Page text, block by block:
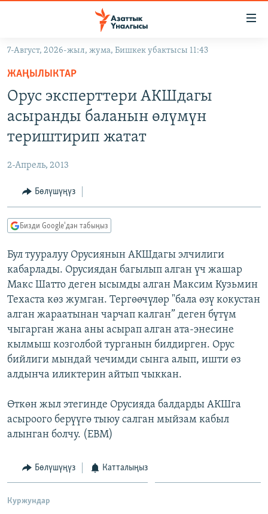
Навигацияга
өтүңүз
Издөөгө
салыңызКЫРГЫЗСТАН
МАДАНИЯТ
ДҮЙНӨ
УКРАИНА
ТВ ПРОГРАММАЛАР
БҮГҮН АЗАТТЫКТА
ДАНИСТЕ
ЭЖЕ-СИҢДИЛЕР
АЗАТТЫК+
ЫҢГАЙСЫЗ СУРООЛОР
ПОДКАСТ
ОНЛАЙН ШЕРИНЕ
ЭЕ/АРнун бардык сайттары
7-Август, 2026-жыл, жума, Бишкек убактысы 11:43
ЖАҢЫЛЫКТАР
Орус эксперттери АКШдагы
асыранды баланын өлүмүн
териштирип жатат
2-Апрель, 2013
Бөлүшүңүз
Бизди Google'дан табыңыз
Бул тууралуу Орусиянын АКШдагы элчилиги
кабарлады. Орусиядан багылып алган үч жашар
Макс Шатто деген ысымды алган Максим Кузьмин
Техаста көз жумган. Тергөөчүлөр "бала өзү кокустан
алган жараатынан чарчап калган” деген бүтүм
чыгарган жана аны асырап алган ата-энесине
кылмыш козголбой турганын билдирген. Орус
бийлиги мындай чечимди сынга алып, ишти өз
алдынча иликтерин айтып чыккан.
Өткөн жыл этегинде Орусияда балдарды АКШга
асыроого берүүгө тыюу салган мыйзам кабыл
алынган болчу. (EBM)
Бөлүшүңүз Катталыңыз
Куржундар